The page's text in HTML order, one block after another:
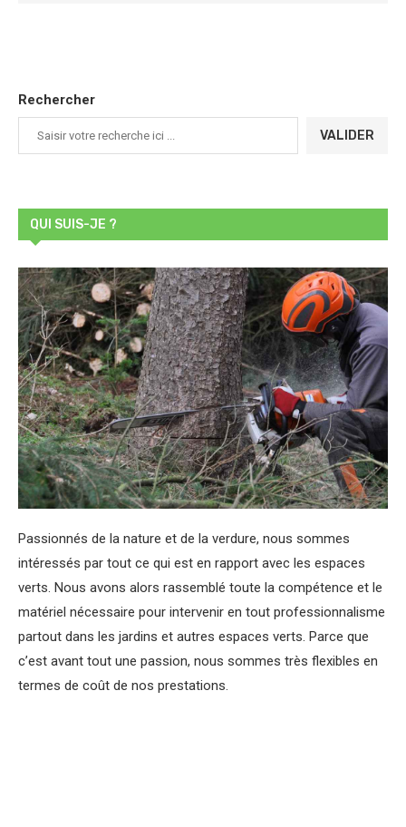
Rechercher
VALIDER
QUI SUIS-JE ?
Passionnés de la nature et de la verdure, nous sommes
intéressés par tout ce qui est en rapport avec les espaces
verts. Nous avons alors rassemblé toute la compétence et le
matériel nécessaire pour intervenir en tout professionnalisme
partout dans les jardins et autres espaces verts. Parce que
c’est avant tout une passion, nous sommes très flexibles en
termes de coût de nos prestations.